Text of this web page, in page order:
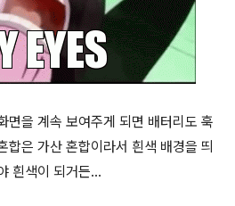
면을 계속 보여주게 되면 배터리도 훅
합은 가산 혼합이라서 흰색 배경을 띄
흰색이 되거든...